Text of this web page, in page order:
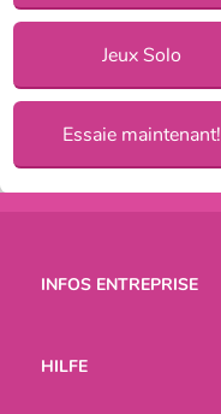
Jeux Solo
Essaie maintenant!
INFOS ENTREPRISE
HILFE